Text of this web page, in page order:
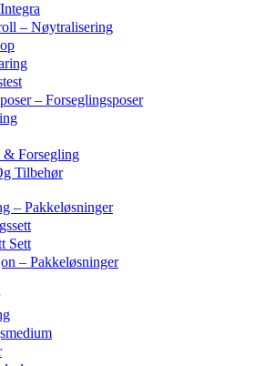
– Nøytralisering
– Forseglingsposer
& Forsegling
Tilbehør
– Pakkeløsninger
Sett
– Pakkeløsninger